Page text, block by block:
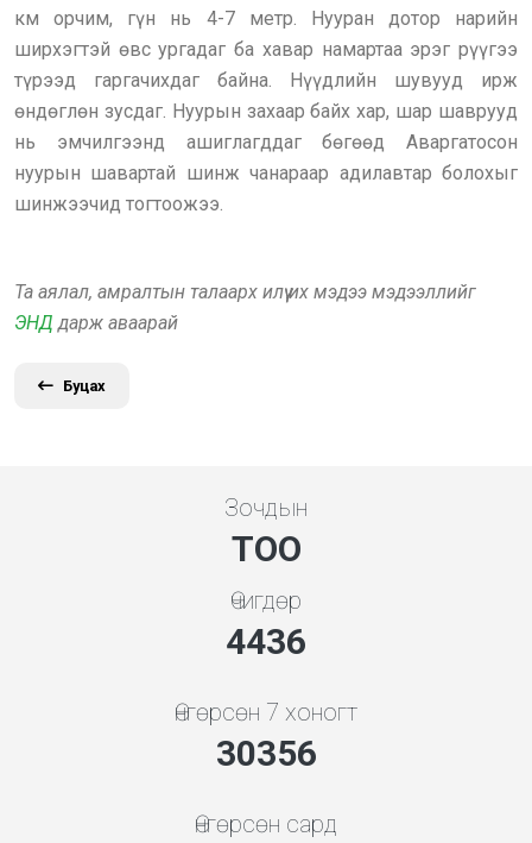
км орчим, гүн нь 4-7 метр. Нууран дотор нарийн
ширхэгтэй өвс ургадаг ба хавар намартаа эрэг рүүгээ
түрээд гаргачихдаг байна. Нүүдлийн шувууд ирж
өндөглөн зусдаг. Нуурын захаар байх хар, шар шаврууд
нь эмчилгээнд ашиглагддаг бөгөөд Аваргатосон
нуурын шавартай шинж чанараар адилавтар болохыг
шинжээчид тогтоожээ.
Та аялал, амралтын талаарх илүү их мэдээ мэдээллийг
ЭНД дарж аваарай
Буцах
Зочдын
ТОО
Өчигдөр
4778
Өнгөрсөн 7 хоногт
32691
Өнгөрсөн сард